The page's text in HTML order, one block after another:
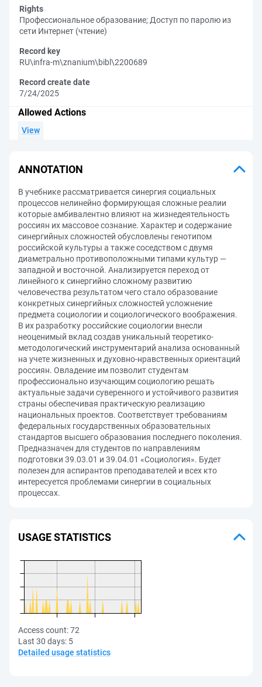
Rights
Профессиональное образование; Доступ по паролю из
сети Интернет (чтение)
Record key
RU\infra-m\znanium\bibl\2200689
Record create date
7/24/2025
Allowed Actions
View
ANNOTATION
В учебнике рассматривается синергия социальных
процессов нелинейно формирующая сложные реалии
которые амбивалентно влияют на жизнедеятельность
россиян их массовое сознание. Характер и содержание
синергийных сложностей обусловлены генотипом
российской культуры а также соседством с двумя
диаметрально противоположными типами культур —
западной и восточной. Анализируется переход от
линейного к синергийно сложному развитию
человечества результатом чего стало образование
конкретных синергийных сложностей усложнение
предмета социологии и социологического воображения.
В их разработку российские социологии внесли
неоценимый вклад создав уникальный теоретико-
методологический инструментарий анализа основанный
на учете жизненных и духовно-нравственных ориентаций
россиян. Овладение им позволит студентам
профессионально изучающим социологию решать
актуальные задачи суверенного и устойчивого развития
страны обеспечивая практическую реализацию
национальных проектов. Соответствует требованиям
федеральных государственных образовательных
стандартов высшего образования последнего поколения.
Предназначен для студентов по направлениям
подготовки 39.03.01 и 39.04.01 «Социология». Будет
полезен для аспирантов преподавателей и всех кто
интересуется проблемами синергии в социальных
процессах.
USAGE STATISTICS
Access count:72
Last 30 days: 5
Detailed usage statistics